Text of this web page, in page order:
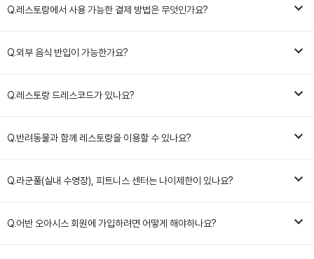
Q.레스토랑에서 사용 가능한 결제 방법은 무엇인가요?
Q.외부 음식 반입이 가능한가요?
Q.레스토랑 드레스코드가 있나요?
Q.반려동물과 함께 레스토랑을 이용할 수 있나요?
Q.라군풀(실내 수영장), 피트니스 센터는 나이제한이 있나요?
Q.어반 오아시스 회원에 가입하려면 어떻게 해야하나요?